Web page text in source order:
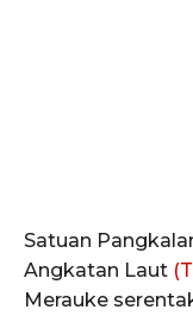
Satuan
Angkatan Laut
Merauke